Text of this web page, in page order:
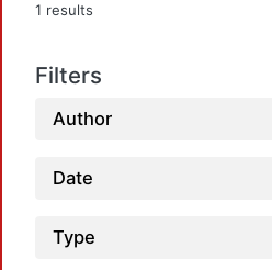
1 results
Filters
Author
Date
Type